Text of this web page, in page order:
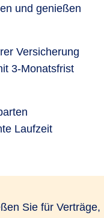
und genießen
Versicherung
3-Monatsfrist
Laufzeit
Sie für Verträge,